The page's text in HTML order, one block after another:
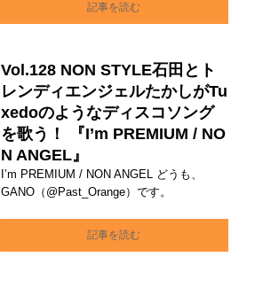
記事を読む
Vol.128 NON STYLE石田とト
レンディエンジェルたかしがTu
xedoのようなディスコソング
を歌う！ 『I’m PREMIUM / NO
N ANGEL』
I’m PREMIUM / NON ANGEL どうも、
GANO（@Past_Orange）です。
記事を読む